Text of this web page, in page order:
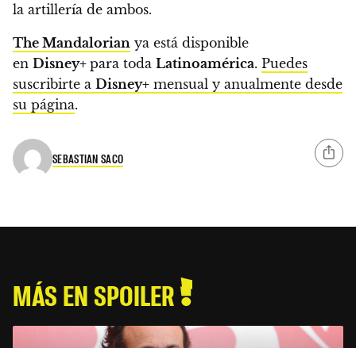
la artillería de ambos.
The Mandalorian ya está disponible
en Disney+ para toda Latinoamérica. Puedes
suscribirte a Disney+ mensual y anualmente desde
su página.
SEBASTIAN SACO
MÁS EN SPOILER